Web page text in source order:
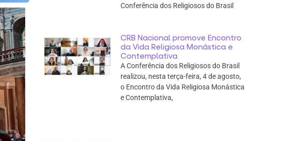
Conferência dos Religiosos do Brasil
CRB Nacional promove Encontro
da Vida Religiosa Monástica e
Contemplativa
A Conferência dos Religiosos do Brasil
realizou, nesta terça-feira, 4 de agosto,
o Encontro da Vida Religiosa Monástica
e Contemplativa,